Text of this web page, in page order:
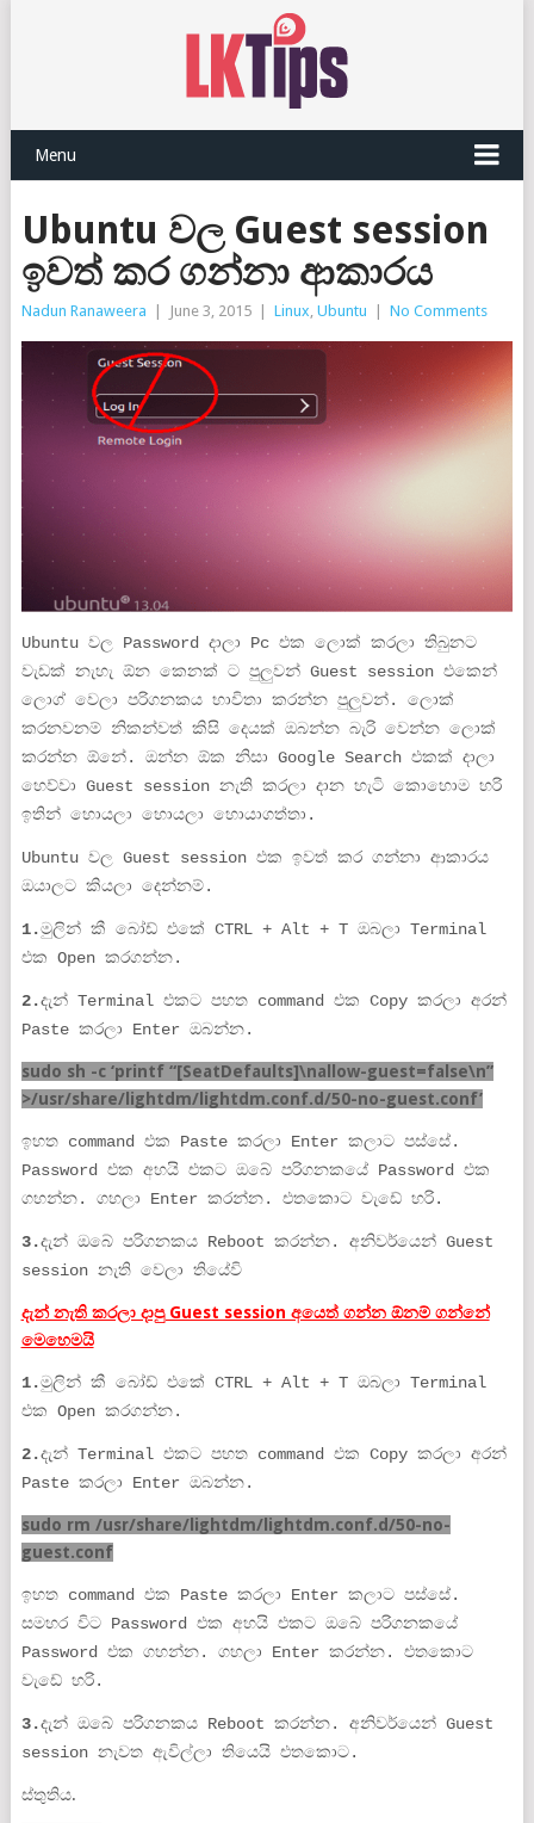
Menu
Ubuntu වල Guest session
ඉවත් කර ගන්නා ආකාරය
Nadun Ranaweera June 3, 2015 Linux, Ubuntu No Comments
Ubuntu වල Password දාලා Pc එක ලොක් කරලා තිබුනට
වැඩක් නැහැ ඕන කෙනක් ට පුලුවන් Guest session එකෙන්
ලොග් වෙලා පරිගනකය භාවිතා කරන්න පුලුවන්. ලොක්
කරනවනම් නිකන්වත් කිසි දෙයක් ඔබන්න බැරි වෙන්න ලොක්
කරන්න ඕනේ. ඔන්න ඕක නිසා Google Search එකක් දාලා
හෙව්වා Guest session නැති කරලා දාන හැටි කොහොම හරි
ඉතින් හොයලා හොයලා හොයාගත්තා.
Ubuntu වල Guest session එක ඉවත් කර ගන්නා ආකාරය
ඔයාලට කියලා දෙන්නම්.
1.මුලින් කී බෝඩ් එකේ CTRL + Alt + T ඔබලා Terminal
එක Open කරගන්න.
2.දැන් Terminal එකට පහත command එක Copy කරලා අරන්
Paste කරලා Enter ඔබන්න.
sudo sh -c ‘printf “[SeatDefaults]\nallow-guest=false\n”
>/usr/share/lightdm/lightdm.conf.d/50-no-guest.conf’
ඉහත command එක Paste කරලා Enter කලාට පස්සේ.
Password එක අහයි එකට ඔබේ පරිගනකයේ Password එක
ගහන්න. ගහලා Enter කරන්න. එතකොට වැඩේ හරි.
3.දැන් ඔබේ පරිගනකය Reboot කරන්න. අනිවර්යෙන් Guest
session නැති වෙලා තියේවි
දැන් නැති කරලා දාපු Guest session අයෙත් ගන්න ඕනම් ගන්නේ
මෙහෙමයි
1.මුලින් කී බෝඩ් එකේ CTRL + Alt + T ඔබලා Terminal
එක Open කරගන්න.
2.දැන් Terminal එකට පහත command එක Copy කරලා අරන්
Paste කරලා Enter ඔබන්න.
sudo rm /usr/share/lightdm/lightdm.conf.d/50-no-
guest.conf
ඉහත command එක Paste කරලා Enter කලාට පස්සේ.
සමහර විට Password එක අහයි එකට ඔබේ පරිගනකයේ
Password එක ගහන්න. ගහලා Enter කරන්න. එතකොට
වැඩේ හරි.
3.දැන් ඔබේ පරිගනකය Reboot කරන්න. අනිවර්යෙන් Guest
session නැවත ඇවිල්ලා තියෙයි එතකොට.
ස්තුතිය.